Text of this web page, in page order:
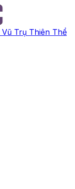
Vũ Trụ Thiên Thể